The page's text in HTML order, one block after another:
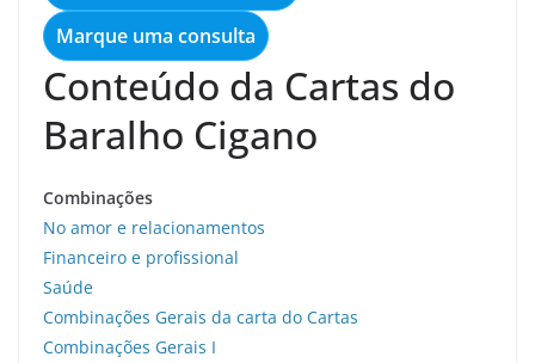
Marque uma consulta
Conteúdo da Cartas do
Baralho Cigano
Combinações
No amor e relacionamentos
Financeiro e profissional
Saúde
Combinações Gerais da carta do Cartas
Combinações Gerais I